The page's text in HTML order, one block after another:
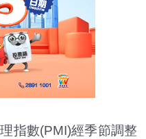
指數(PMI)經季節調整